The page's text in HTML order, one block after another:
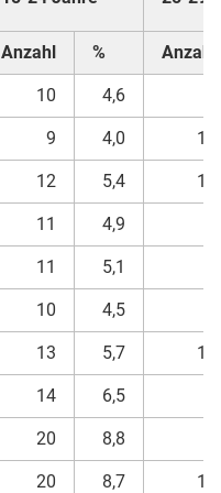
Anzahl % Anzahl
10 4,6
9 4,0 12
12 5,4 11
11 4,9
11 5,1
10 4,5
13 5,7 11
14 6,5
20 8,8
20 8,7 10